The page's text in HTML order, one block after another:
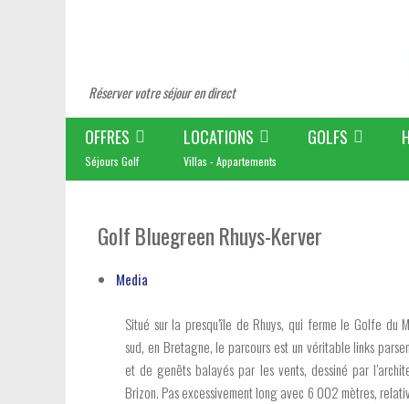
Réserver votre séjour en direct
OFFRES
Séjours Golf
LOCATIONS
Villas - Appartements
GOLFS
Golf Bluegreen Rhuys-Kerver
Media
Situé sur la presqu’île de Rhuys, qui ferme le Golfe du
sud, en Bretagne, le parcours est un véritable links
et de genêts balayés par les vents, dessiné par
Brizon. Pas excessivement long avec 6 002 mètres,